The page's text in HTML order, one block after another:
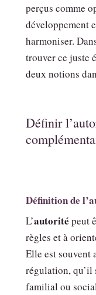
perçus comme
développement
harmoniser.
trouver ce juste
deux notions
Définir
Définition de
L’autorité peut
règles et à
Elle est souvent
régulation, qu’il
familial ou